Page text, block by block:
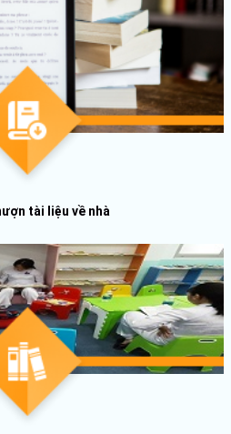
tài liệu về nhà